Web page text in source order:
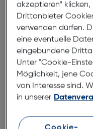
Samsung
Armband
ArtNr.: 590113916
Kompatibilität
Kompatible Modelle
Generelle
Lieferumfang Gear
Typ M (130- 195 mm)
akzeptieren“
Drittanbieter
verwenden dürfen.
eine eventuelle
eingebundene
Unter "Cookie-
Möglichkeit, jene
von Interesse sind.
in unserer